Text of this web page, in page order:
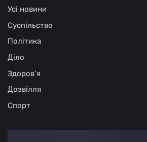
Усі новини
Суспільство
Політика
Діло
Здоров‘я
Дозвілля
Спорт